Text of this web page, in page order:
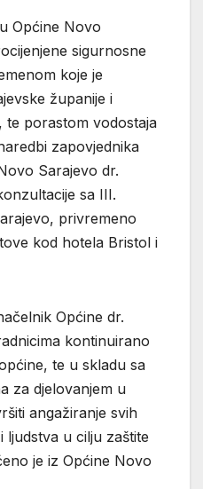
Općine Novo
sigurnosne
koje je
županije i
te porastom vodostaja
zapovjednika
Sarajevo dr.
sa III.
privremeno
kod hotela Bristol i
Općine dr.
kontinuirano
te u skladu sa
za djelovanjem u
angažiranje svih
ljudstva u cilju zaštite
je iz Općine Novo